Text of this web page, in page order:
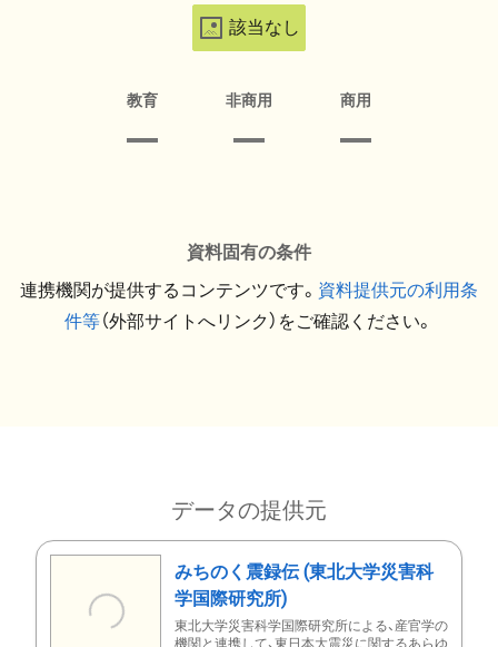
該当なし
教育 非商用 商用
資料固有の条件
連携機関が提供するコンテンツです。 資料提供元の利用条
件等（外部サイトへリンク）をご確認ください。
データの提供元
みちのく震録伝 (東北大学災害科
学国際研究所)
東北大学災害科学国際研究所による、産官学の
機関と連携して、東日本大震災に関するあらゆ